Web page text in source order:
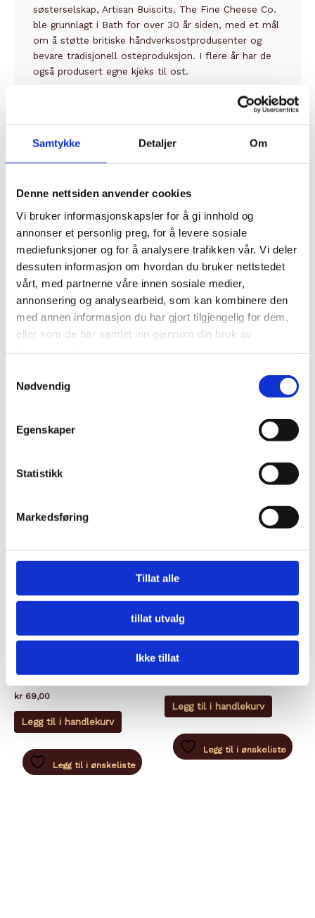
Samtykke Detaljer Om
Denne nettsiden anvender cookies
Vi bruker informasjonskapsler for å gi innhold og
annonser et personlig preg, for å levere sosiale
mediefunksjoner og for å analysere trafikken vår. Vi deler
dessuten informasjon om hvordan du bruker nettstedet
vårt, med partnerne våre innen sosiale medier,
annonsering og analysearbeid, som kan kombinere den
med annen informasjon du har gjort tilgjengelig for dem,
eller som de har samlet inn gjennom din bruk av
Nødvendig
Egenskaper
Statistikk
Markedsføring
Tillat alle
tillat utvalg
Ikke tillat
søsterselskap, Artisan Buiscits. The Fine Cheese Co.
ble grunnlagt i Bath for over 30 år siden, med et mål
om å støtte britiske håndverksostprodusenter og
bevare tradisjonell osteproduksjon. I flere år har de
også produsert egne kjeks til ost.
Relaterte produkter
KJEKS
BRETZELS SALÉS 100G
KJEKS
BORNHOLMSKE RUGKIKS
Legg til i handlekurv
Legg til i ønskeliste
KJEKS
OLIVEN
kr 69,00
Legg til i handlekurv
Legg til i ønskeliste
GALETTES DU PALUDIER
Legg til i handlekurv
Legg til i ønskeliste